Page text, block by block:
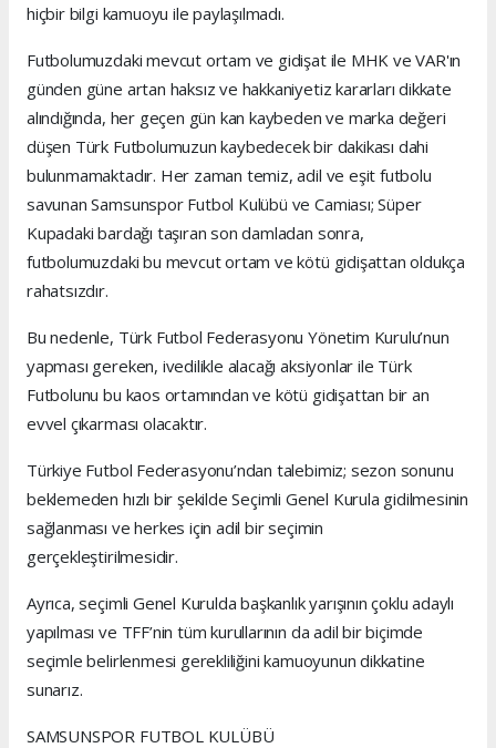
hiçbir bilgi kamuoyu ile paylaşılmadı.
Futbolumuzdaki mevcut ortam ve gidişat ile MHK ve VAR'ın
günden güne artan haksız ve hakkaniyetiz kararları dikkate
alındığında, her geçen gün kan kaybeden ve marka değeri
düşen Türk Futbolumuzun kaybedecek bir dakikası dahi
bulunmamaktadır. Her zaman temiz, adil ve eşit futbolu
savunan Samsunspor Futbol Kulübü ve Camiası; Süper
Kupadaki bardağı taşıran son damladan sonra,
futbolumuzdaki bu mevcut ortam ve kötü gidişattan oldukça
rahatsızdır.
Bu nedenle, Türk Futbol Federasyonu Yönetim Kurulu’nun
yapması gereken, ivedilikle alacağı aksiyonlar ile Türk
Futbolunu bu kaos ortamından ve kötü gidişattan bir an
evvel çıkarması olacaktır.
Türkiye Futbol Federasyonu’ndan talebimiz; sezon sonunu
beklemeden hızlı bir şekilde Seçimli Genel Kurula gidilmesinin
sağlanması ve herkes için adil bir seçimin
gerçekleştirilmesidir.
Ayrıca, seçimli Genel Kurulda başkanlık yarışının çoklu adaylı
yapılması ve TFF’nin tüm kurullarının da adil bir biçimde
seçimle belirlenmesi gerekliliğini kamuoyunun dikkatine
sunarız.
SAMSUNSPOR FUTBOL KULÜBÜ